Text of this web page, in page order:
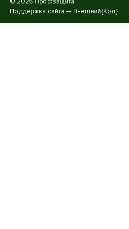
© 2026 Профзащита
Поддержка сайта — Внешний{Код}